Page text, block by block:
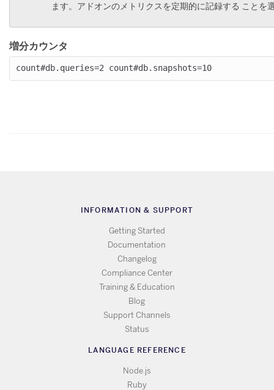
ます。アドオンのメトリクスを定期的に記録する こと
増分カウンタ
count#db.queries=2 count#db.snapshots=10
INFORMATION & SUPPORT
Getting Started
Documentation
Changelog
Compliance Center
Training & Education
Blog
Support Channels
Status
LANGUAGE REFERENCE
Node.js
Ruby